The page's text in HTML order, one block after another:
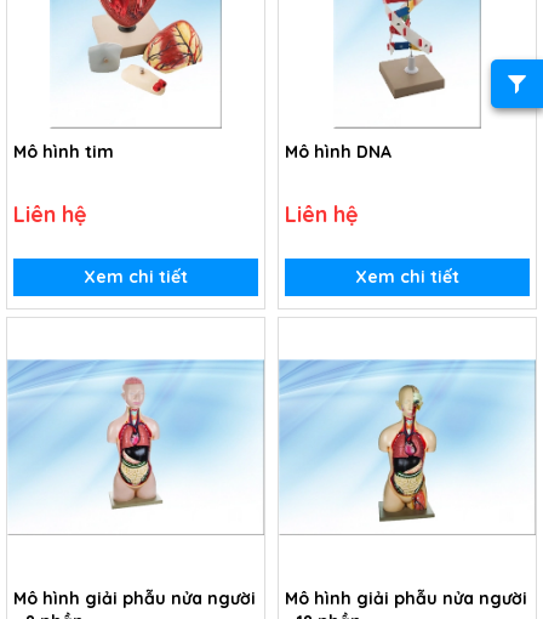
Mô hình tim
Liên hệ
Xem chi tiết
Mô hình DNA
Liên hệ
Xem chi tiết
Mô hình giải phẫu nửa người
Mô hình giải phẫu nửa người